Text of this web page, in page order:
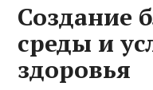
Создание
среды и
здоровья